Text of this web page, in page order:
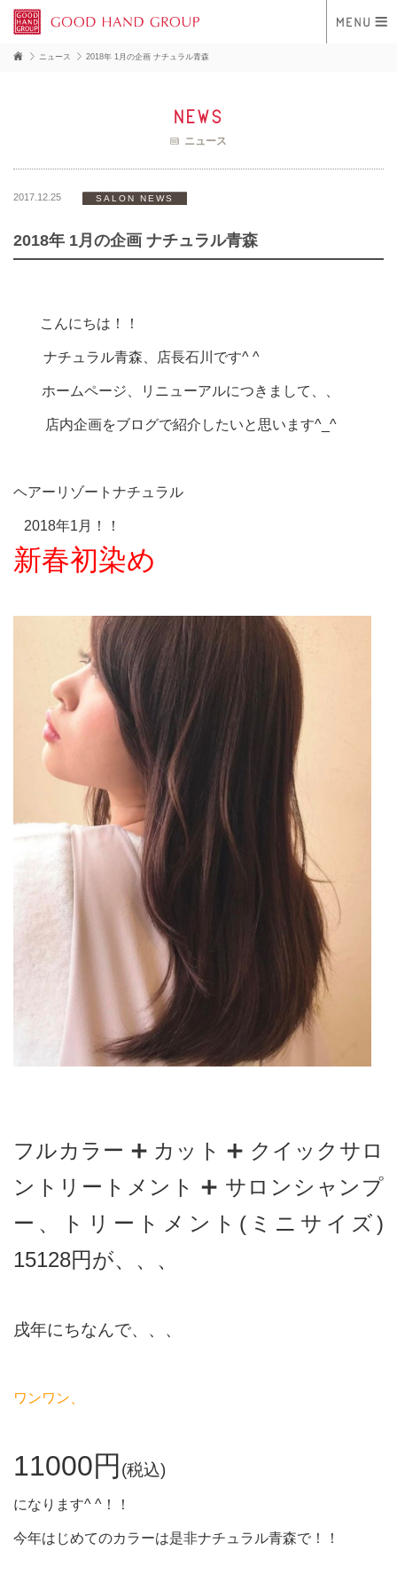
ニュース 2018年 1月の企画 ナチュラル青森
news
ニュース
2017.12.25 SALON NEWS
2018年 1月の企画 ナチュラル青森
こんにちは！！
ナチュラル青森、店長石川です^ ^
ホームページ、リニューアルにつきまして、、
店内企画をブログで紹介したいと思います^_^
ヘアーリゾートナチュラル
2018年1月！！
新春初染め
フルカラー ➕ カット ➕ クイックサロ
ントリートメント ➕ サロンシャンプ
ー、トリートメント(ミニサイズ)
15128円が、、、
戌年にちなんで、、、
ワンワン、
11000円 (税込)
になります^ ^！！
今年はじめてのカラーは是非ナチュラル青森で！！